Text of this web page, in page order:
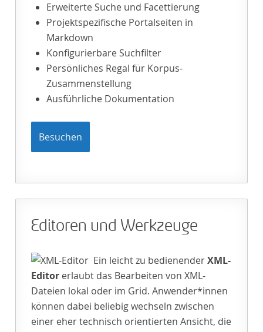
Erweiterte Suche und Facettierung
Projektspezifische Portalseiten in
Markdown
Konfigurierbare Suchfilter
Persönliches Regal für Korpus-
Zusammenstellung
Ausführliche Dokumentation
Besuchen
Editoren und Werkzeuge
Ein leicht zu bedienenderXML-
Editor erlaubt das Bearbeiten von XML-
Dateien lokal oder im Grid. Anwender*innen
können dabei beliebig wechseln zwischen
einer eher technisch orientierten Ansicht, die